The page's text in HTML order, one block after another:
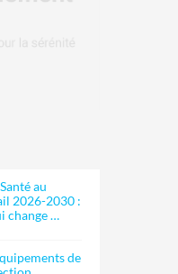
au
2026-2030 :
change …
de